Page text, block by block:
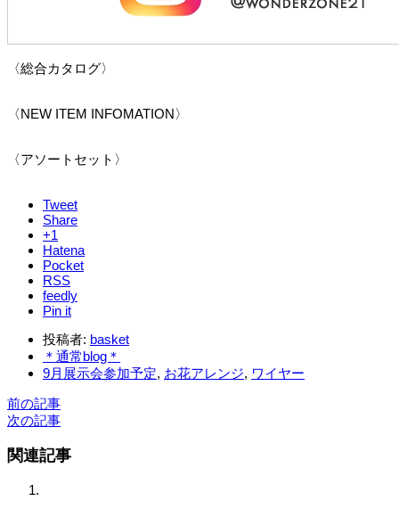
〈総合カタログ〉
〈NEW ITEM INFOMATION〉
〈アソートセット〉
Tweet
Share
+1
Hatena
Pocket
RSS
feedly
Pin it
投稿者: basket
＊通常blog＊
9月展示会参加予定, お花アレンジ, ワイヤー
前の記事
次の記事
関連記事